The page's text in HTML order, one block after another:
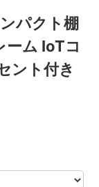
パクト棚
ーム IoTコ
ント付き